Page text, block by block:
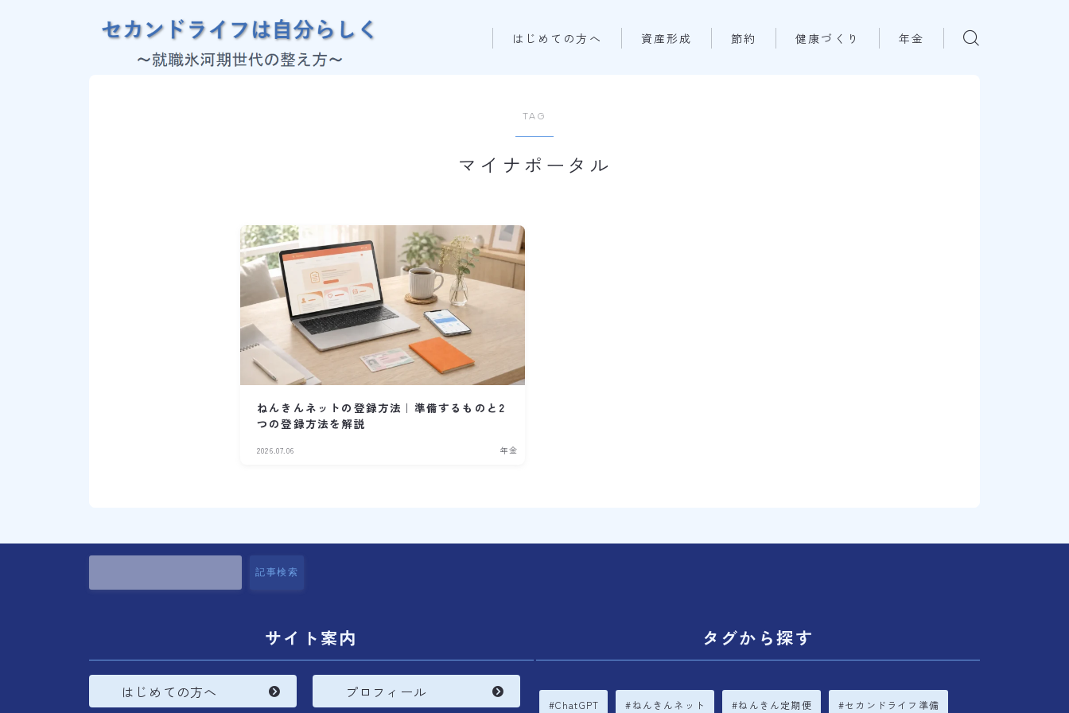
はじめての方へ 資産形成 節約 健康づくり 年金
TAG
マイナポータル
ねんきんネットの登録方法｜準備するものと2
つの登録方法を解説
2026.07.06 年金
記事検索
サイト案内
はじめての方へ プロフィール
タグから探す
ChatGPT ねんきんネット ねんきん定期便 セカンドライフ準備